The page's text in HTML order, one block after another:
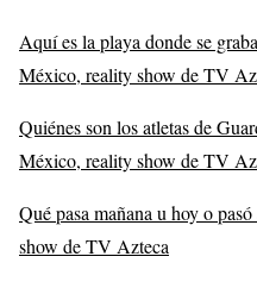
Aquí es la playa donde se
México, reality show de TV
Quiénes son los atletas de
México, reality show de TV
Qué pasa mañana u hoy o
show de TV Azteca